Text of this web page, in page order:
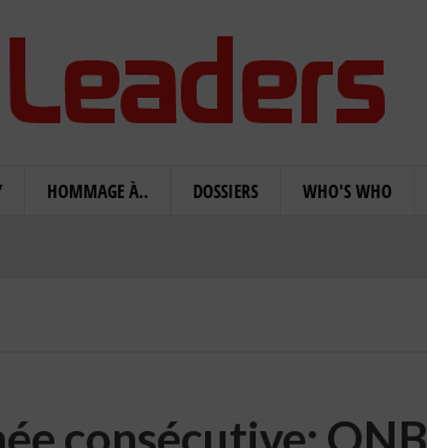
HOMMAGE À.. DOSSIERS WHO'S WHO